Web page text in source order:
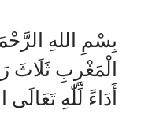
بِسْمِ اللهِ
الْمَغْرِبِ ثَلَاثَ
أَدَاءً لِّلّٰهِ تَعَالَى